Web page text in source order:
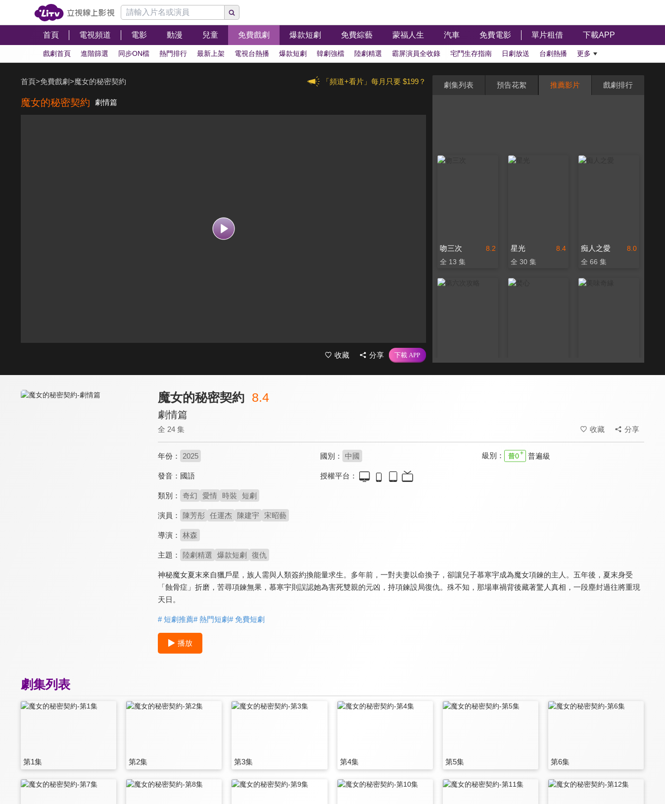
首頁 電視頻道 電影 動漫 兒童 免費戲劇 爆款短劇 免費綜藝 蒙福人生 汽車 免費電影 單片租借 下載APP
戲劇首頁 進階篩選 同步ON檔 熱門排行 最新上架 電視台熱播 爆款短劇 韓劇強檔 陸劇精選 霸屏演員全收錄 宅鬥生存指南 日劇放送 台劇熱播 更多
「頻道+看片」每月只要 $199？
首頁>免費戲劇>魔女的秘密契約
魔女的秘密契約 劇情篇
收藏 分享
劇集列表 預告花絮 推薦影片 戲劇排行
8.2
吻三次
全 13 集
8.4
星光
全 30 集
8.0
痴人之愛
全 66 集
魔女的秘密契約 8.4
劇情篇
全 24 集 收藏 分享
年份： 2025 國別： 中國 級別： 普遍級
發音： 國語 授權平台：
類別： 奇幻 愛情 時裝 短劇
演員： 陳芳彤 任運杰 陳建宇 宋昭藝
導演： 林森
主題： 陸劇精選 爆款短劇 復仇
神秘魔女夏末來自獵戶星，族人需與人類簽約換能量求生。多年前，一對夫妻以命換子，卻讓兒子慕寒宇成為魔女項鍊的主人。五年後，夏末身受
「蝕骨症」折磨，苦尋項鍊無果，慕寒宇則誤認她為害死雙親的元凶，持項鍊設局復仇。殊不知，那場車禍背後藏著驚人真相，一段塵封過往將重現
天日。
# 短劇推薦# 熱門短劇# 免費短劇
播放
劇集列表
第1集 第2集 第3集 第4集 第5集 第6集